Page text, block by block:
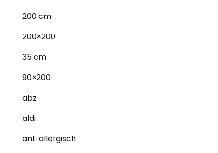
200 cm
200×200
35 cm
90×200
abz
aldi
anti allergisch